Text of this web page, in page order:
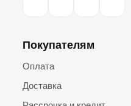
Покупателям
Оплата
Доставка